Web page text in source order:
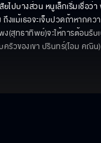
ไปบางส่วน หนูเล็กเริ่มเชื่อว่
งแม้เธอจะเจ็บปวดถ้าหากค
(สุทธาทิพย์)จะให้การต้อนรั
บครัวของเขา ปรินทร์(โอม